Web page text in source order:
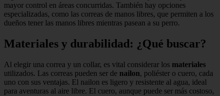
mayor control en áreas concurridas. También hay opciones
especializadas, como las correas de manos libres, que permiten a los
dueños tener las manos libres mientras pasean a su perro.
Materiales y durabilidad: ¿Qué buscar?
Al elegir una correa y un collar, es vital considerar los materiales
utilizados. Las correas pueden ser de nailon, poliéster o cuero, cada
uno con sus ventajas. El nailon es ligero y resistente al agua, ideal
para aventuras al aire libre. El cuero, aunque puede ser más costoso,